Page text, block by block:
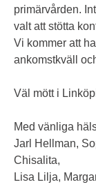
primärvården.
valt att stötta
Vi kommer att
ankomstkväll
Väl mött i
Med vänliga
Jarl Hellman,
Chisalita,
Lisa Lilja,